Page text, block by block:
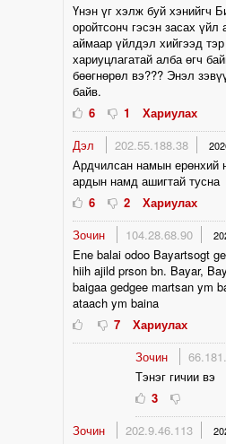
Үнэн үг хэлж буй хэнийгч
оройтсонч гэсэн засах
аймаар үйлдэл хийгээд
хариуцлагатай алба өгч
бөөгнөрөл вэ??? Энэл
байв.
6
1
Хариулах
Дэл
202.55.188.38
Ардчилсан намын ерөнхий
ардын намд ашигтай тусна
6
2
Хариулах
Зочин
104.28.68.90
Ene balai odoo Bayartsogt
hiih ajild prson bn. Bayar,
baigaa gedgee martsan ym
ataach ym baina
7
Хариулах
Зочин
Тэнэг гичии вэ
3
Зочин
202.9.46.113